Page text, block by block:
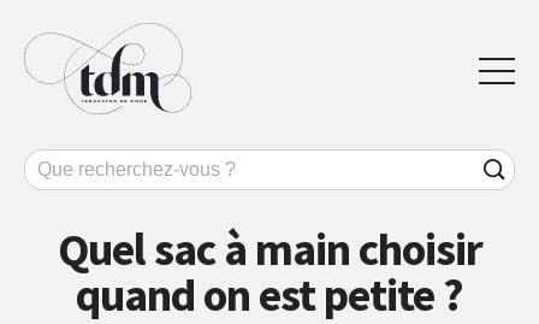
Quel sac à main choisir
quand on est petite ?